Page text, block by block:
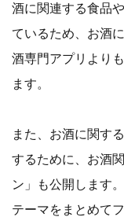
酒に関連する食品
ているため、お酒
酒専門アプリより
ます。
また、お酒に関す
するために、お酒
ン」も公開します
テーマをまとめて